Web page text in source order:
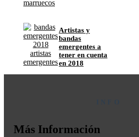
Artistas y
bandas
emergentes a
tener en cuenta
en 2018
Más Información